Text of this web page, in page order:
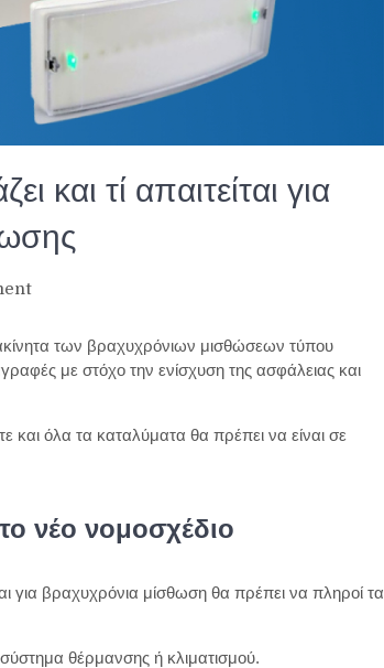
και τί απαιτείται για
on
για
Airbnb:
αλλάζει
κάθε
βραχυχρόνιας
των βραχυχρόνιων μισθώσεων τύπου
με στόχο την ενίσχυση της ασφάλειας και
και όλα τα καταλύματα θα πρέπει να είναι σε
νέο νομοσχέδιο
για βραχυχρόνια μίσθωση θα πρέπει να πληροί τα
θέρμανσης ή κλιματισμού.